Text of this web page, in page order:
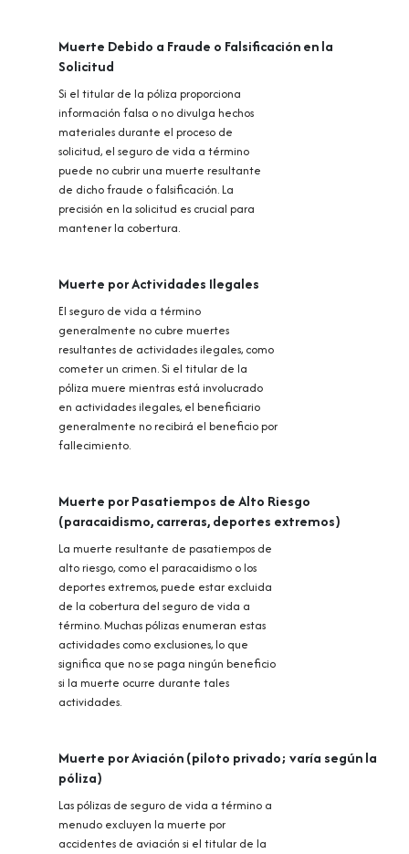
Muerte Debido a Fraude o Falsificación en la
Solicitud
Si el titular de la póliza proporciona
información falsa o no divulga hechos
materiales durante el proceso de
solicitud, el seguro de vida a término
puede no cubrir una muerte resultante
de dicho fraude o falsificación. La
precisión en la solicitud es crucial para
mantener la cobertura.
Muerte por Actividades Ilegales
El seguro de vida a término
generalmente no cubre muertes
resultantes de actividades ilegales, como
cometer un crimen. Si el titular de la
póliza muere mientras está involucrado
en actividades ilegales, el beneficiario
generalmente no recibirá el beneficio por
fallecimiento.
Muerte por Pasatiempos de Alto Riesgo
(paracaidismo, carreras, deportes extremos)
La muerte resultante de pasatiempos de
alto riesgo, como el paracaidismo o los
deportes extremos, puede estar excluida
de la cobertura del seguro de vida a
término. Muchas pólizas enumeran estas
actividades como exclusiones, lo que
significa que no se paga ningún beneficio
si la muerte ocurre durante tales
actividades.
Muerte por Aviación (piloto privado; varía según la
póliza)
Las pólizas de seguro de vida a término a
menudo excluyen la muerte por
accidentes de aviación si el titular de la